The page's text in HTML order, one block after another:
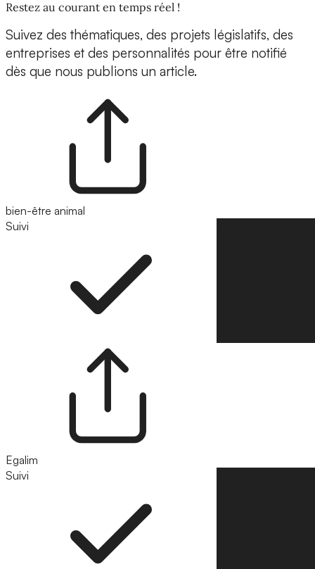
Restez au courant en temps réel !
Suivez des thématiques, des projets législatifs, des
entreprises et des personnalités pour être notifié
dès que nous publions un article.
bien-être animal
Suivi
Egalim
Suivi